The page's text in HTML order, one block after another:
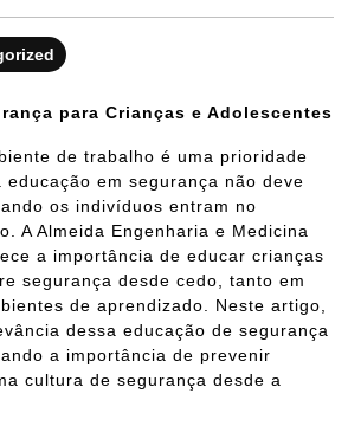
para Crianças e Adolescentes
de trabalho é uma prioridade
em segurança não deve
os indivíduos entram no
A Almeida Engenharia e Medicina
a importância de educar crianças
segurança desde cedo, tanto em
de aprendizado. Neste artigo,
dessa educação de segurança
a importância de prevenir
cultura de segurança desde a